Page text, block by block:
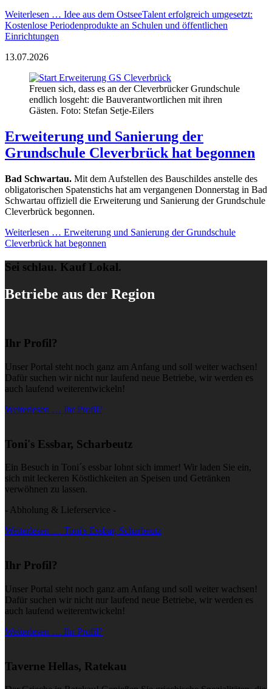
Weiterlesen … Idee aus dem OstseeTalent erfolgreich umgesetzt:
Kostenlose Periodenprodukte an Schulen und öffentlichen
Einrichtungen
13.07.2026
Freuen sich, dass es an der Cleverbrücker Grundschule
endlich losgeht: die Bauverantwortlichen mit ihren
Gästen. Foto: Stefan Setje-Eilers
Erweiterung und Sanierung der
Grundschule Cleverbrück hat begonnen
Bad Schwartau. Mit dem Aufstellen des Bauschildes anstelle des
obligatorischen Spatenstichs hat am vergangenen Donnerstag in Bad
Schwartau offiziell die Erweiterung und Sanierung der Grundschule
Cleverbrück begonnen.
Weiterlesen … Erweiterung und Sanierung der Grundschule
Cleverbrück hat begonnen
Sei schlau. Kauf Lokal.
Betriebe aus der Region
Ihr Profil?
Unser Portal steht noch ganz am Anfang und soll weiter wachsen!
Dafür suchen wir nicht nur laufend neue Betriebe, wir werden es
auch laufend weiterentwickeln!
Weiterlesen … Ihr Profil?
Toni's Essbar, Scharbeutz
Ein Besuch in Toni´s essbar lohnt sich immer! Wir laden Sie ein,
sich mit leckeren Köstlichkeiten an Speisen und Getränken
verwöhnen zu lassen.
- Abholung & Lieferservice -
Weiterlesen … Toni's Essbar, Scharbeutz
Ihr Profil?
Unser Portal steht noch ganz am Anfang und soll weiter wachsen!
Dafür suchen wir nicht nur laufend neue Betriebe, wir werden es
auch laufend weiterentwickeln!
Weiterlesen … Ihr Profil?
Taverne Hellas, Ratekau